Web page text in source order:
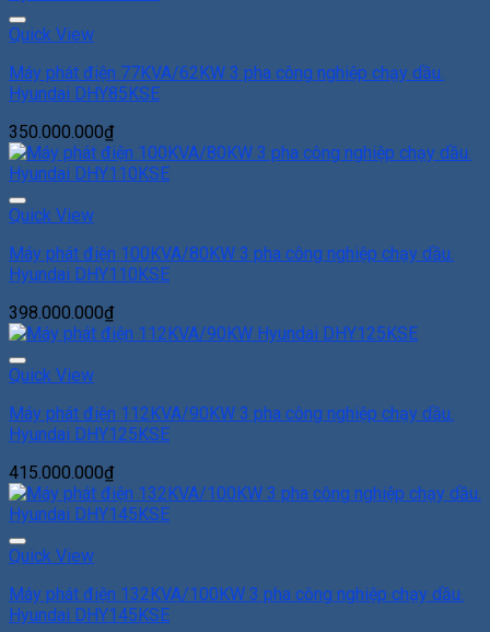
Quick View
Máy phát điện 77KVA/62KW 3 pha công nghiệp chạy dầu.
Hyundai DHY85KSE
350.000.000₫
Quick View
Máy phát điện 100KVA/80KW 3 pha công nghiệp chạy dầu.
Hyundai DHY110KSE
398.000.000₫
Quick View
Máy phát điện 112KVA/90KW 3 pha công nghiệp chạy dầu.
Hyundai DHY125KSE
415.000.000₫
Quick View
Máy phát điện 132KVA/100KW 3 pha công nghiệp chạy dầu.
Hyundai DHY145KSE